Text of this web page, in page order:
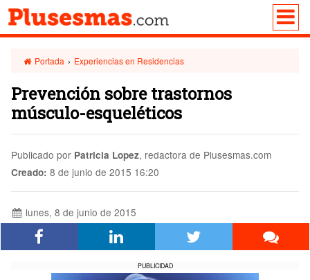
Portada › Experiencias en Residencias
Prevención sobre trastornos
músculo-esqueléticos
Publicado por Patricia Lopez, redactora de Plusesmas.com
Creado: 8 de junio de 2015 16:20
lunes, 8 de junio de 2015
PUBLICIDAD